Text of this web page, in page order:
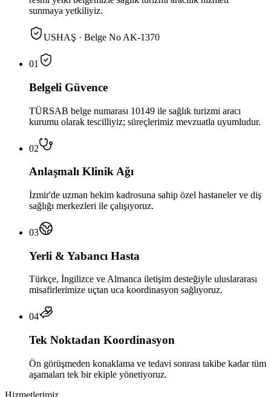
sunmaya yetkiliyiz.
USHAŞ · Belge No AK-1370
01
Belgeli Güvence
TÜRSAB belge numarası 10149 ile sağlık turizmi aracı
kurumu olarak tescilliyiz; süreçlerimiz mevzuatla uyumludur.
02
Anlaşmalı Klinik Ağı
İzmir'de uzman hekim kadrosuna sahip özel hastaneler ve diş
sağlığı merkezleri ile çalışıyoruz.
03
Yerli & Yabancı Hasta
Türkçe, İngilizce ve Almanca iletişim desteğiyle uluslararası
misafirlerimize uçtan uca koordinasyon sağlıyoruz.
04
Tek Noktadan Koordinasyon
Ön görüşmeden konaklama ve tedavi sonrası takibe kadar tüm
aşamaları tek bir ekiple yönetiyoruz.
Hizmetlerimiz